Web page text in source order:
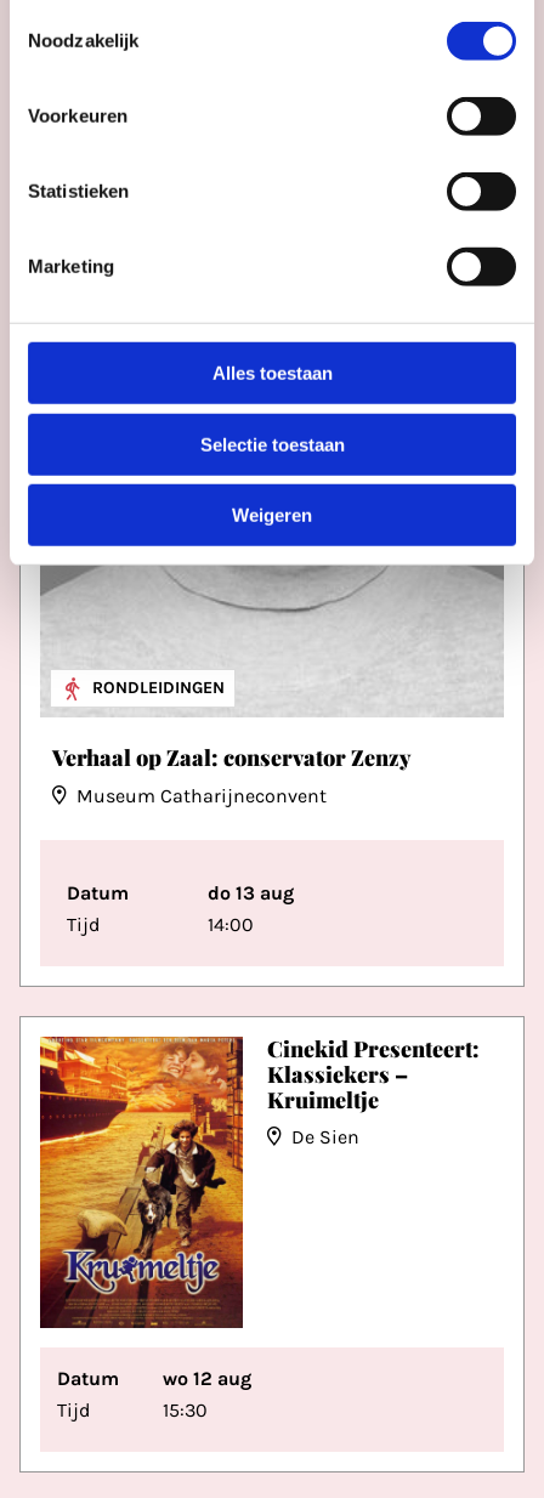
Noodzakelijk
Voorkeuren
Statistieken
Marketing
Alles toestaan
Selectie toestaan
Weigeren
Cinekid Presenteert:
Klassiekers –
Kruimeltje
De Sien
Datum
wo 12 aug
Tijd
15:30
RONDLEIDINGEN
Verhaal op Zaal: conservator Zenzy
Museum Catharijneconvent
Datum
do 13 aug
Tijd
14:00